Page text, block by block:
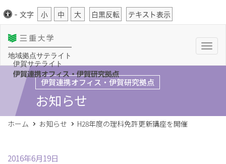
- 文字 小 中 大 白黒反転 テキスト表示
T
o
g
g
地域拠点サテライト
伊賀サテライト
伊賀連携オフィス・伊賀研究拠点
伊賀連携オフィス・伊賀研究拠点
お知らせ
ホーム お知らせ H28年度の理科免許更新講座を開催
2016年6月19日